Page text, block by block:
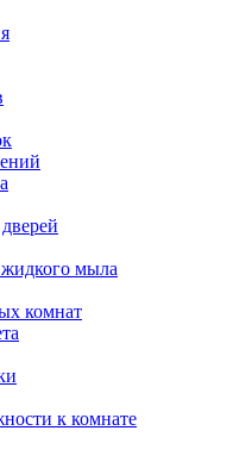
мыла
комнат
к комнате